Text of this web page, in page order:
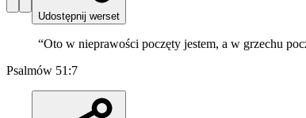
Udostępnij werset
“Oto w nieprawości poczęty jestem, a w grzechu
Psalmów 51:7